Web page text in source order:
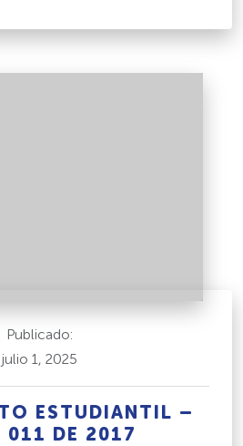
Publicado:
julio 1, 2025
ESTUDIANTIL –
011 DE 2017